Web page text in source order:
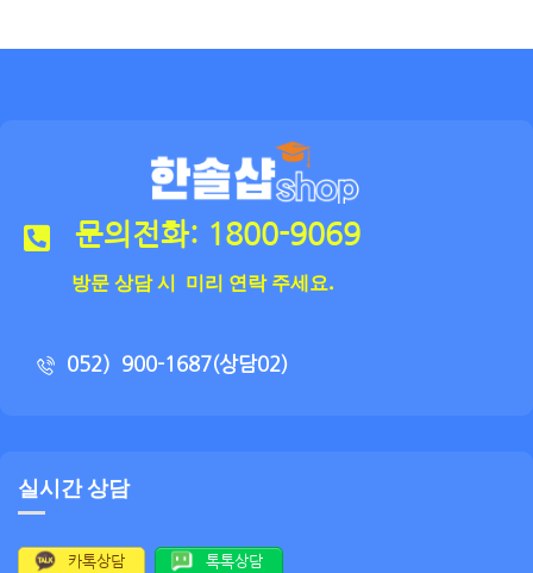
문의전화: 1800-9069
방문 상담 시 미리 연락 주세요.
052）900-1687(상담02)
실시간 상담
카톡상담 톡톡상담